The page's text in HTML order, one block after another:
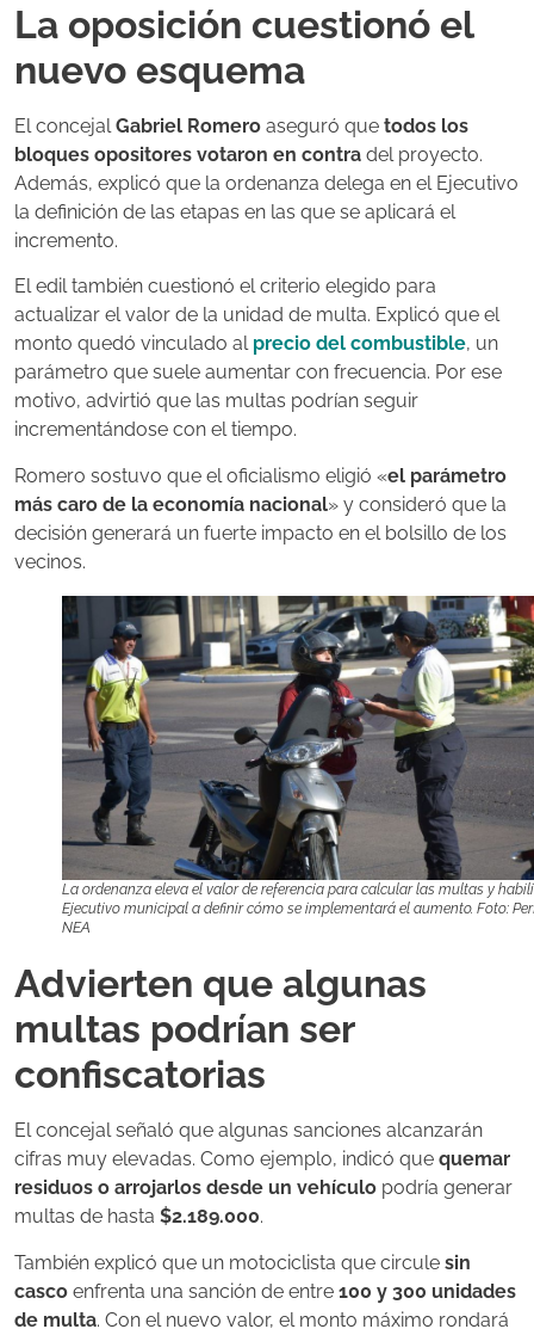
La oposición cuestionó el
nuevo esquema
El concejalGabriel Romero aseguró que todos los
bloques opositores votaron en contra del proyecto.
Además, explicó que la ordenanza delega en el Ejecutivo
la definición de las etapas en las que se aplicará el
incremento.
El edil también cuestionó el criterio elegido para
actualizar el valor de la unidad de multa. Explicó que el
monto quedó vinculado al precio del combustible, un
parámetro que suele aumentar con frecuencia. Por ese
motivo, advirtió que las multas podrían seguir
incrementándose con el tiempo.
Romero sostuvo que el oficialismo eligió «el parámetro
más caro de la economía nacional» y consideró que la
decisión generará un fuerte impacto en el bolsillo de los
vecinos.
La ordenanza eleva el valor de referencia para calcular las multas y
Ejecutivo municipal a definir cómo se implementará el aumento. Foto:
NEA
Advierten que algunas
multas podrían ser
confiscatorias
El concejal señaló que algunas sanciones alcanzarán
cifras muy elevadas. Como ejemplo, indicó que quemar
residuos o arrojarlos desde un vehículo podría generar
multas de hasta $2.189.000.
También explicó que un motociclista que circule sin
casco enfrenta una sanción de entre 100 y 300 unidades
de multa. Con el nuevo valor, el monto máximo rondará